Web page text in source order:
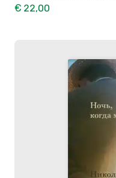
€ 22,00